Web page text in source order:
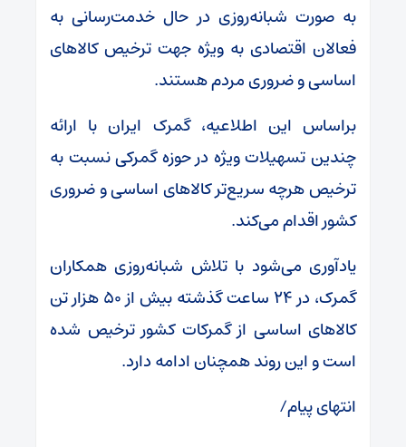
به صورت شبانه‌روزی در حال خدمت‌رسانی به
فعالان اقتصادی به ویژه جهت ترخیص کالا‌های
اساسی و ضروری مردم هستند.
براساس این اطلاعیه، گمرک ایران با ارائه
چندین تسهیلات ویژه در حوزه گمرکی نسبت به
ترخیص هرچه سریع‌تر کالا‌های اساسی و ضروری
کشور اقدام می‌کند.
یادآوری می‌شود با تلاش شبانه‌روزی همکاران
گمرک، در ۲۴ ساعت گذشته بیش از ۵۰ هزار تن
کالا‌های اساسی از گمرکات کشور ترخیص شده
است و این روند همچنان ادامه دارد.
انتهای پیام/